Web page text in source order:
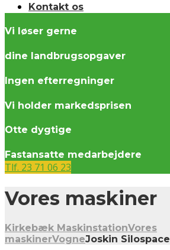
Kontakt os
Vi løser gerne
dine landbrugsopgaver
Ingen efterregninger
Vi holder markedsprisen
Otte dygtige
Fastansatte medarbejdere
Tlf. 23 71 06 23
Vores maskiner
Kirkebæk MaskinstationVores
maskinerVogneJoskin Silospace